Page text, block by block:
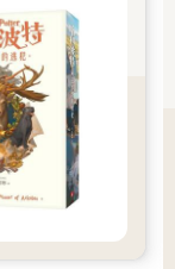
火踩火、玩撲克
是聽她們說雙J戀
依林的堂姊也跟
陽光，淺淺的格
，我尤其害怕從
怎麼走也走不
，摸起來很像塑
看起來」不髒而